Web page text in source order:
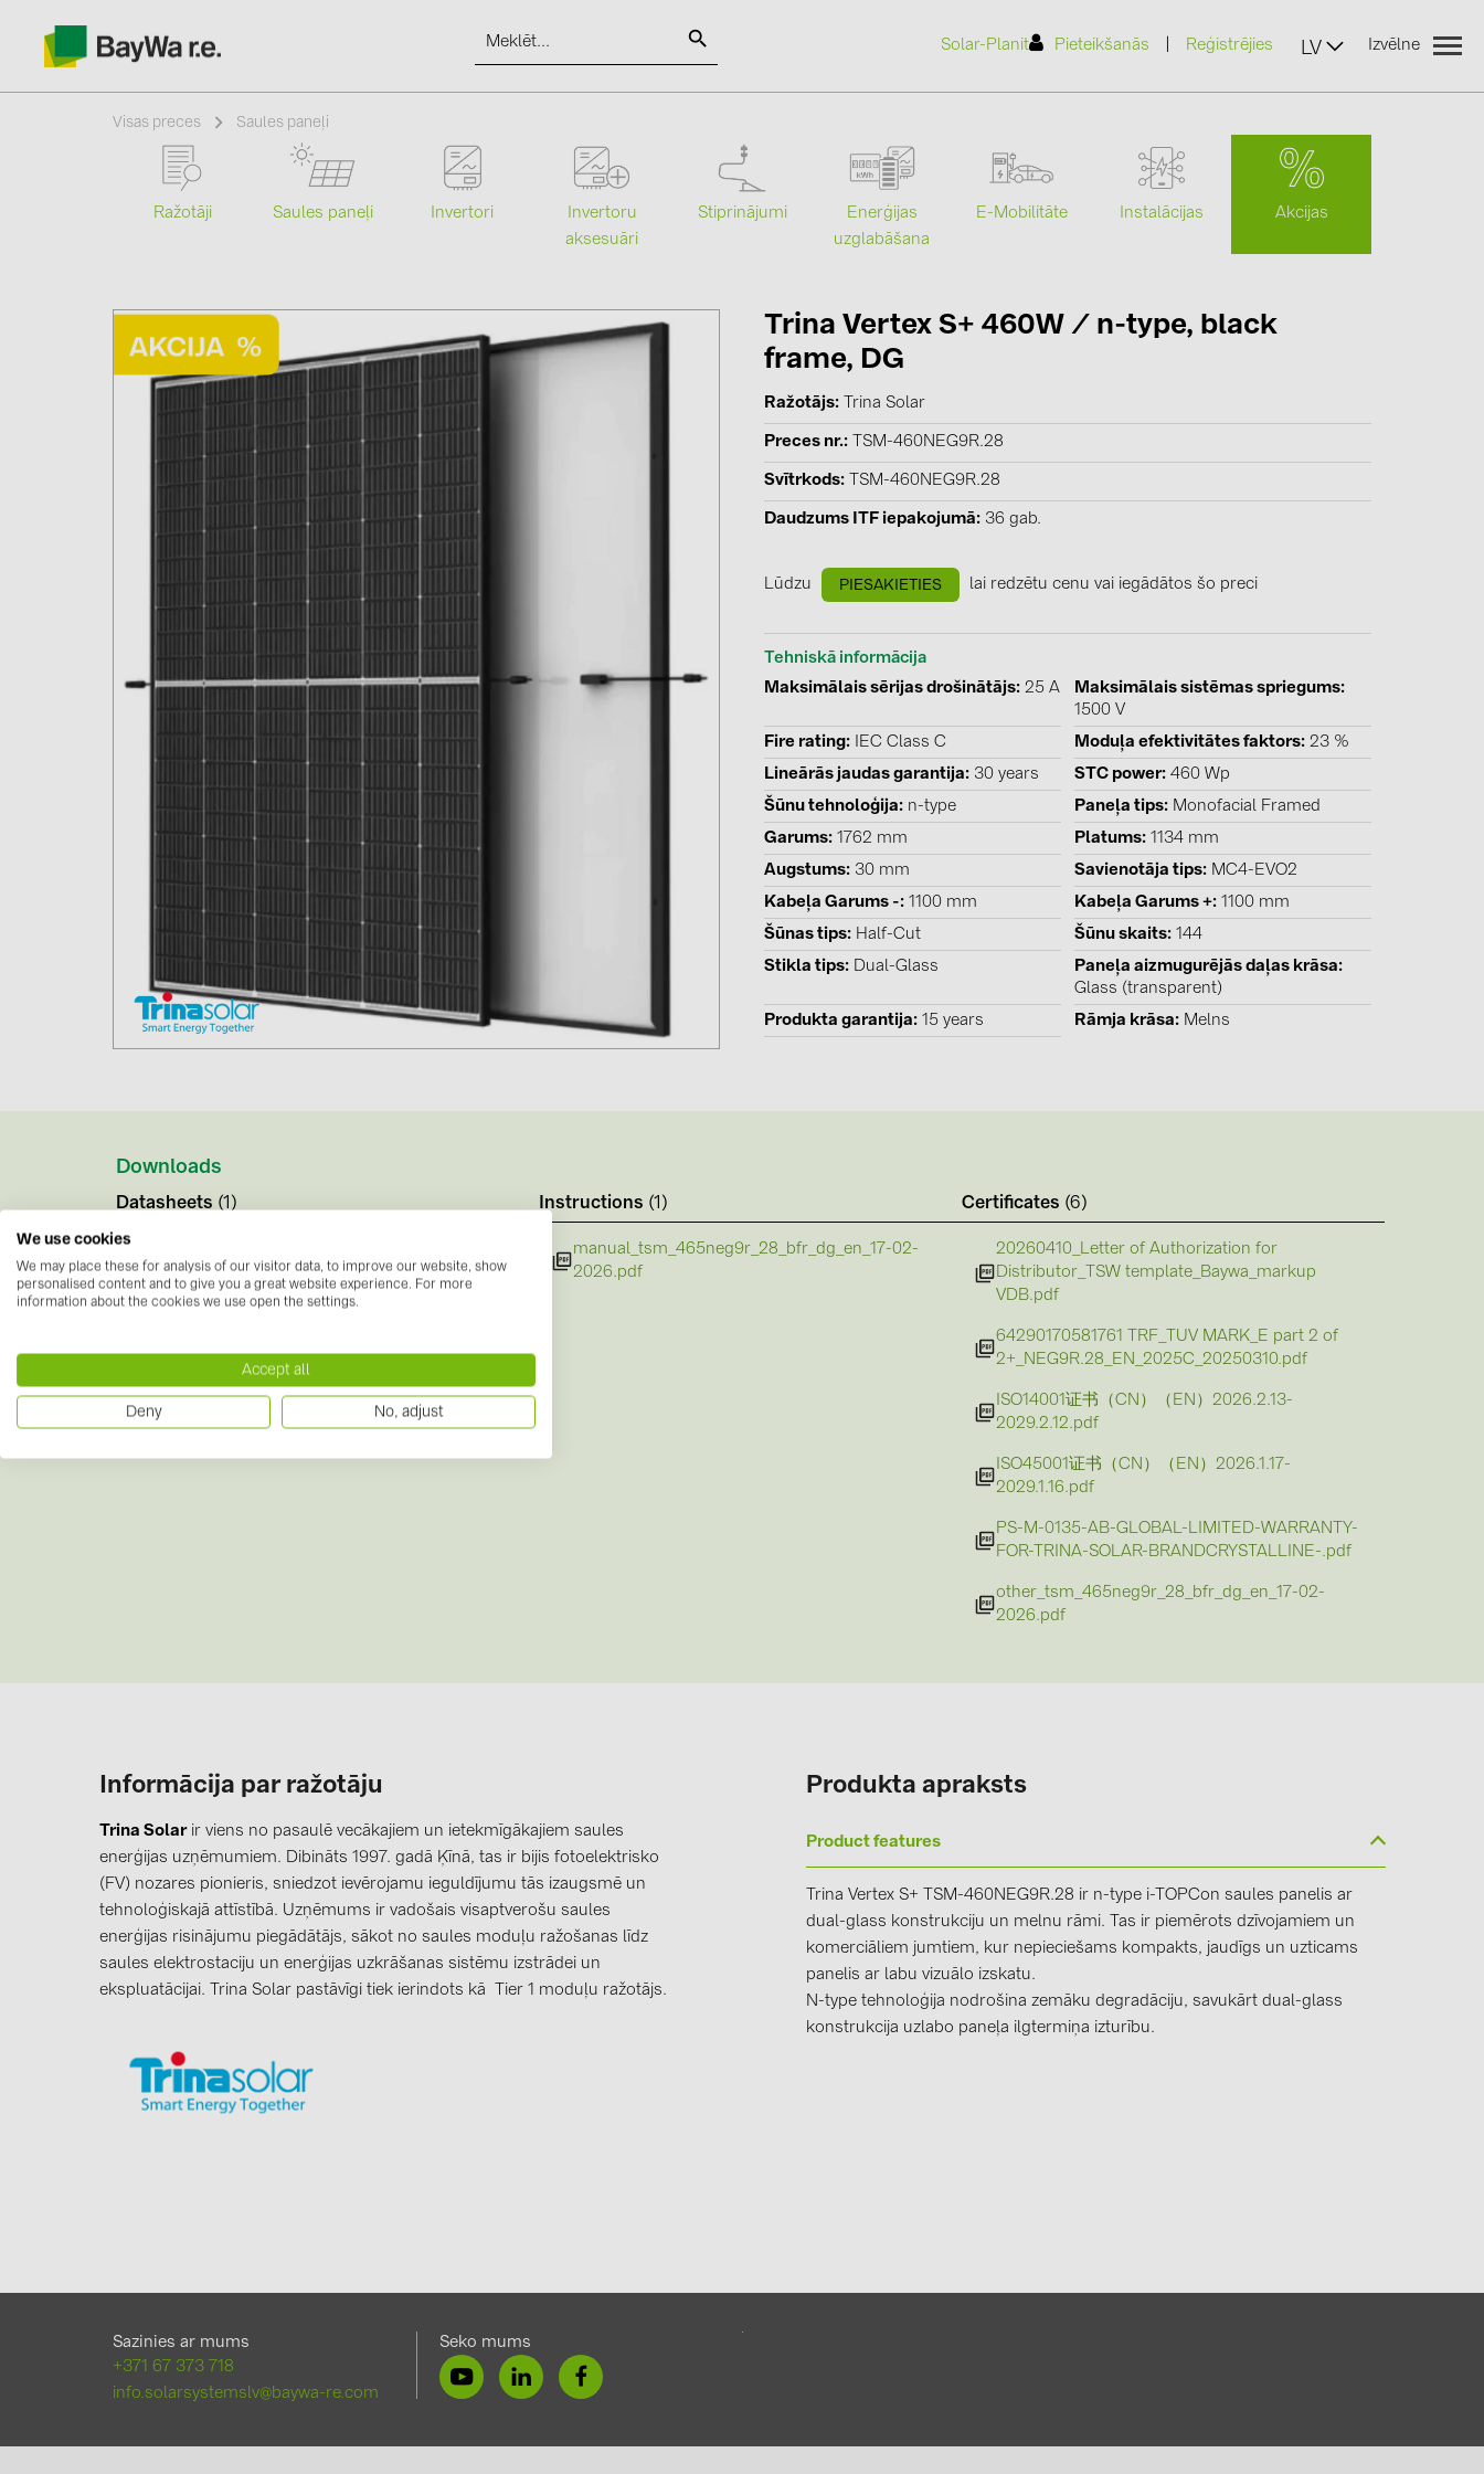
Solar-Planit Pieteikšanās Reģistrējies LV Izvēlne
Produkti
Jaunumi
Katalogi
kontakti
Kategorijas
Saules paneļi (19)
Invertoru aksesuāri (82)
Enerģijas uzglabāšana (71)
Ražotāji
ABB (21)
BAKS (51)
BUDMAT (6)
EVOPIPES (7)
FRONIUS (42)
GROMTOR (32)
GoodWe (40)
JAsolar (6)
LEADER (6)
NOVOTEGRA (315)
PROJOY (3)
PRYSMIAN DRAKA (18)
PYLONTECH (17)
QILOWATT (3)
SMA (1)
SolarEdge (2)
Solinteg (4)
Victron Energy B.V. (2)
WHES (5)
Visas preces Saules paneļi
Ražotāji Saules paneļi Invertori
Invertoru
aksesuāri
Stiprinājumi
Enerģijas
uzglabāšana
E-Mobilitāte Instalācijas Akcijas
Trina Vertex S+ 460W / n-type, black
frame, DG
Ražotājs Trina Solar
Preces nr. TSM-460NEG9R.28
Svītrkods TSM-460NEG9R.28
Daudzums ITF iepakojumā 36 gab.
Lūdzu PIESAKIETIES lai redzētu cenu vai iegādātos šo preci
Tehniskā informācija
Maksimālais sērijas drošinātājs 25 A
Maksimālais sistēmas spriegums
1500 V
Fire rating IEC Class C Moduļa efektivitātes faktors 23 %
Lineārās jaudas garantija
30 years STC power 460 Wp
Šūnu tehnoloģija
n-type Paneļa tips Monofacial Framed
Garums 1762 mm Platums 1134 mm
Augstums 30 mm Savienotāja tips MC4-EVO2
Kabeļa Garums - 1100 mm Kabeļa Garums + 1100 mm
Šūnas tips Half-Cut Šūnu skaits 144
Stikla tips Dual-Glass
Paneļa aizmugurējās daļas krāsa
Glass (transparent)
Produkta garantija 15 years Rāmja krāsa Melns
Downloads
Datasheets (1)
S_NEG9R.28_EN_2024_C_web.pdf
Instructions (1)
manual_tsm_465neg9r_28_bfr_dg_en_17-02-
2026.pdf
Certificates (6)
20260410_Letter of Authorization for
Distributor_TSW template_Baywa_markup
VDB.pdf
64290170581761 TRF_TUV MARK_E part 2 of
2+_NEG9R.28_EN_2025C_20250310.pdf
ISO14001证书（CN）（EN）2026.2.13-
2029.2.12.pdf
ISO45001证书（CN）（EN）2026.1.17-
2029.1.16.pdf
PS-M-0135-AB-GLOBAL-LIMITED-WARRANTY-
FOR-TRINA-SOLAR-BRANDCRYSTALLINE-.pdf
other_tsm_465neg9r_28_bfr_dg_en_17-02-
2026.pdf
Informācija par ražotāju
Trina Solarir viens no pasaulē vecākajiem un ietekmīgākajiem saules
enerģijas uzņēmumiem. Dibināts 1997. gadā Ķīnā, tas ir bijis fotoelektrisko
(FV) nozares pionieris, sniedzot ievērojamu ieguldījumu tās izaugsmē un
tehnoloģiskajā attīstībā. Uzņēmums ir vadošais visaptverošu saules
enerģijas risinājumu piegādātājs, sākot no saules moduļu ražošanas līdz
saules elektrostaciju un enerģijas uzkrāšanas sistēmu izstrādei un
ekspluatācijai. Trina Solar pastāvīgi tiek ierindots kā Tier 1 moduļu ražotājs.
Produkta apraksts
Product features
Trina Vertex S+ TSM-460NEG9R.28 ir n-type i-TOPCon saules panelis ar
dual-glass konstrukciju un melnu rāmi. Tas ir piemērots dzīvojamiem un
komerciāliem jumtiem, kur nepieciešams kompakts, jaudīgs un uzticams
panelis ar labu vizuālo izskatu.
N-type tehnoloģija nodrošina zemāku degradāciju, savukārt dual-glass
konstrukcija uzlabo paneļa ilgtermiņa izturību.
Sazinies ar mums
+371 67 373 718
info.solarsystemslv@baywa-re.com
Seko mums
We use cookies
We may place these for analysis of our visitor data, to improve our website, show
personalised content and to give you a great website experience. For more
information about the cookies we use open the settings.
Accept all
Deny No, adjust